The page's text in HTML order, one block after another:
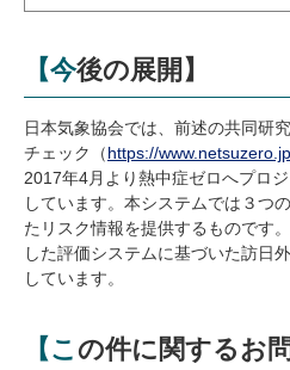
【今後の展開】
日本気象協会では、前述の共同研
チェック（https://
2017年4月より熱中症ゼロへプロ
しています。本システムでは３つ
たリスク情報を提供するものです
した評価システムに基づいた訪日
しています。
【この件に関するお